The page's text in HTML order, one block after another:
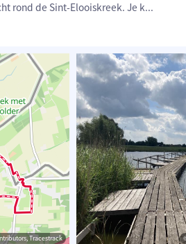
rond de Sint-Elooiskreek. Je k...
Tracestrack